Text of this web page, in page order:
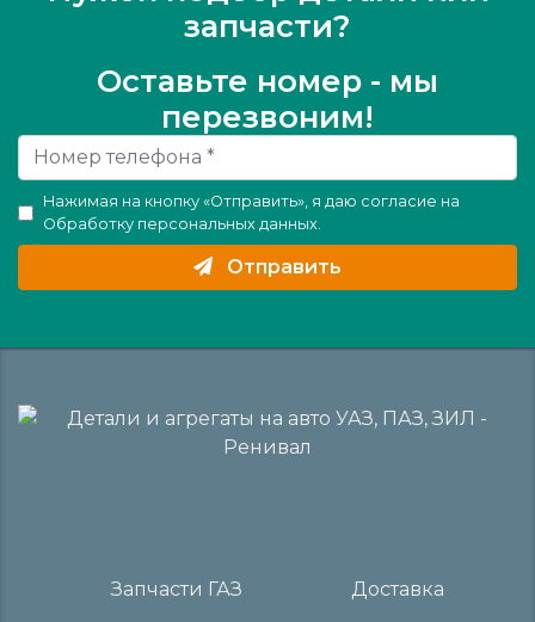
запчасти?
Оставьте номер - мы
перезвоним!
Нажимая на кнопку «Отправить», я даю согласие на
Обработку персональных данных.
Отправить
Запчасти ГАЗ Доставка